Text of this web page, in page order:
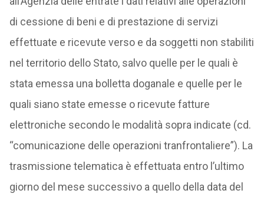
di cessione di beni e di prestazione di servizi
effettuate e ricevute verso e da soggetti non stabiliti
nel territorio dello Stato, salvo quelle per le quali è
stata emessa una bolletta doganale e quelle per le
quali siano state emesse o ricevute fatture
elettroniche secondo le modalità sopra indicate (cd.
“comunicazione delle operazioni tranfrontaliere”). La
trasmissione telematica è effettuata entro l’ultimo
giorno del mese successivo a quello della data del